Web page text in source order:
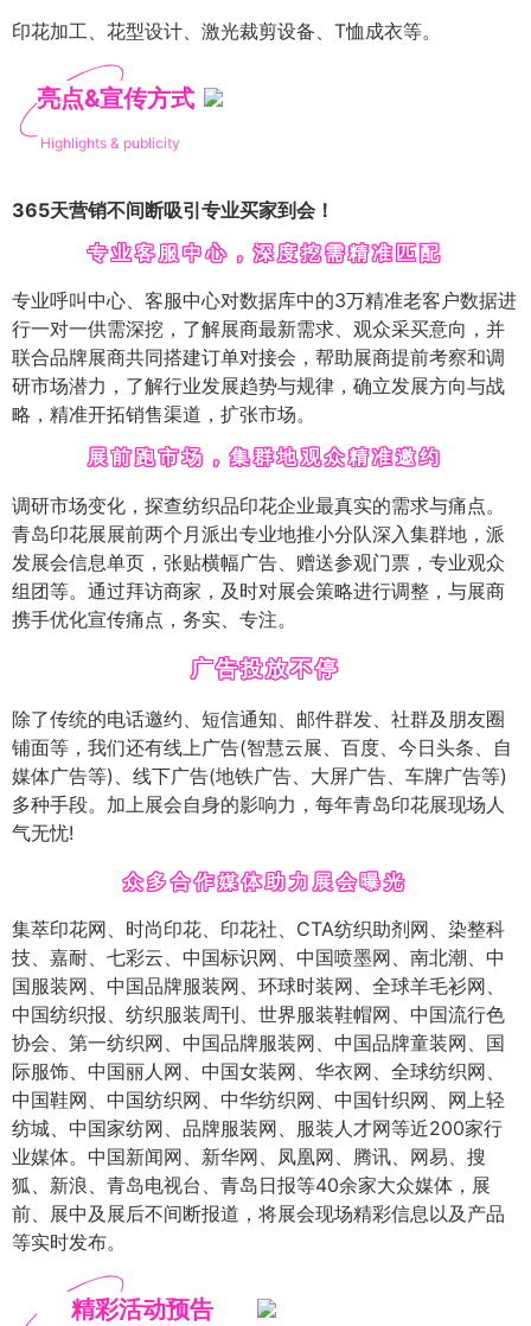
印花加工、花型设计、激光裁剪设备、T恤成衣等。
亮点&宣传方式
Highlights & publicity
365天营销不间断吸引专业买家到会！
专业客服中心，深度挖需精准匹配
专业呼叫中心、客服中心对数据库中的3万精准老客户数据进
行一对一供需深挖，了解展商最新需求、观众采买意向，并
联合品牌展商共同搭建订单对接会，帮助展商提前考察和调
研市场潜力，了解行业发展趋势与规律，确立发展方向与战
略，精准开拓销售渠道，扩张市场。
展前跑市场，集群地观众精准邀约
调研市场变化，探查纺织品印花企业最真实的需求与痛点。
青岛印花展展前两个月派出专业地推小分队深入集群地，派
发展会信息单页，张贴横幅广告、赠送参观门票，专业观众
组团等。通过拜访商家，及时对展会策略进行调整，与展商
携手优化宣传痛点，务实、专注。
广告投放不停
除了传统的电话邀约、短信通知、邮件群发、社群及朋友圈
铺面等，我们还有线上广告(智慧云展、百度、今日头条、自
媒体广告等)、线下广告(地铁广告、大屏广告、车牌广告等)
多种手段。加上展会自身的影响力，每年青岛印花展现场人
气无忧!
众多合作媒体助力展会曝光
集萃印花网、时尚印花、印花社、CTA纺织助剂网、染整科
技、嘉耐、七彩云、中国标识网、中国喷墨网、南北潮、中
国服装网、中国品牌服装网、环球时装网、全球羊毛衫网、
中国纺织报、纺织服装周刊、世界服装鞋帽网、中国流行色
协会、第一纺织网、中国品牌服装网、中国品牌童装网、国
际服饰、中国丽人网、中国女装网、华衣网、全球纺织网、
中国鞋网、中国纺织网、中华纺织网、中国针织网、网上轻
纺城、中国家纺网、品牌服装网、服装人才网等近200家行
业媒体。中国新闻网、新华网、凤凰网、腾讯、网易、搜
狐、新浪、青岛电视台、青岛日报等40余家大众媒体，展
前、展中及展后不间断报道，将展会现场精彩信息以及产品
等实时发布。
精彩活动预告